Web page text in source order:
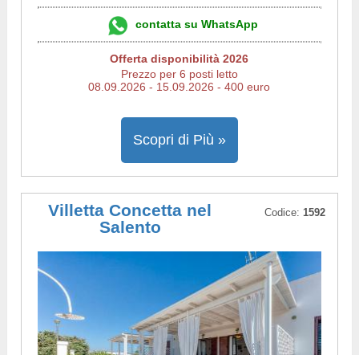
contatta su WhatsApp
Offerta disponibilità 2026
Prezzo per 6 posti letto
08.09.2026 - 15.09.2026 - 400 euro
Scopri di Più »
Villetta Concetta nel
Salento
Codice: 1592